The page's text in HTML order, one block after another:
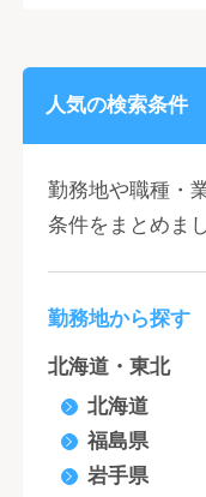
人気の検索条件
勤務地や職種・
条件をまとめまし
勤務地から探す
北海道・東北
北海道
福島県
岩手県